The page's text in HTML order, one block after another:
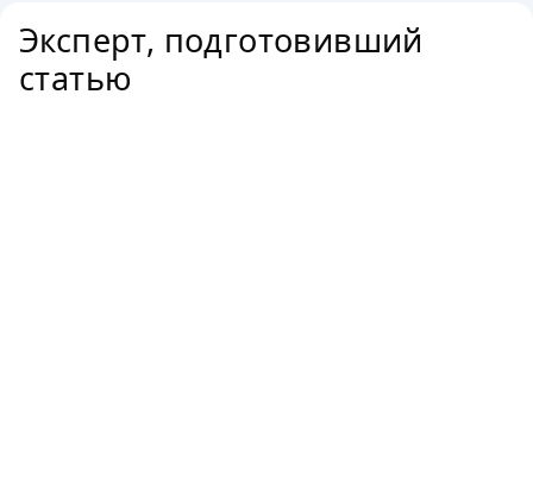
Эксперт, подготовивший
статью